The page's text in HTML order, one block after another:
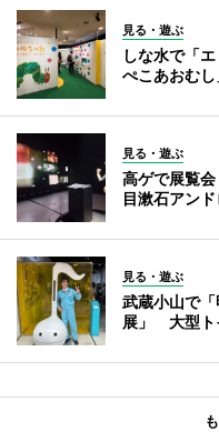
見る・遊ぶ
しな水で「
ぺこあおむ
見る・遊ぶ
高ゲで展覧
目漱石アン
見る・遊ぶ
武蔵小山で
展」 大型ト